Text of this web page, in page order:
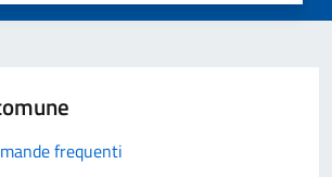
frequenti